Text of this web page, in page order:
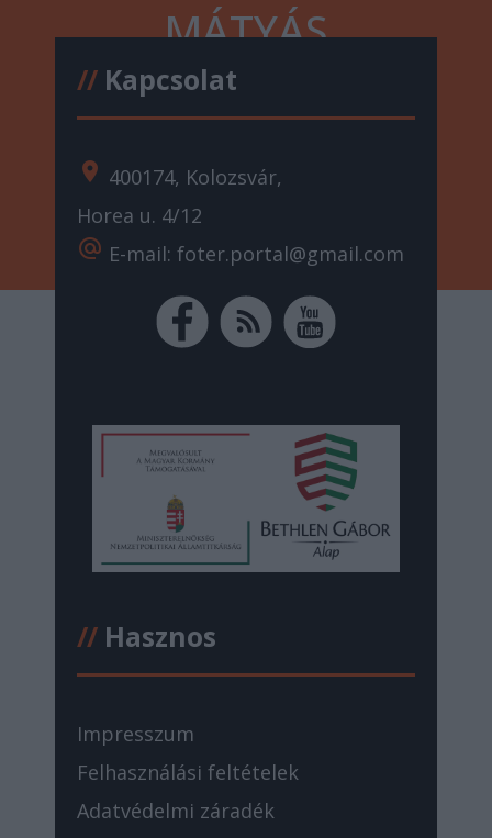
MÁTYÁS
//Kapcsolat
location_on 400174, Kolozsvár,
Horea u. 4/12
alternate_email E-mail: foter.portal@gmail.com
//Hasznos
Impresszum
Felhasználási feltételek
Adatvédelmi záradék